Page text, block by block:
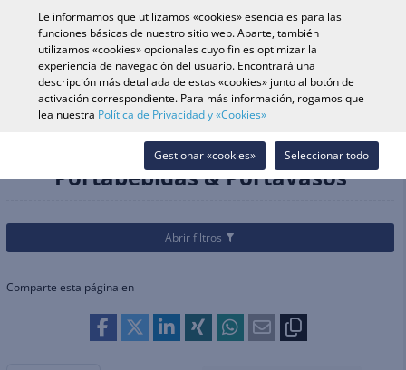
Búsqueda de vehículo
Buscar en tienda
Categorías Recambios & Accesorios
Accesorios Generales
Portabebidas & Portavasos
Portabebidas & Portavasos
Abrir filtros
Comparte esta página en
Le informamos que utilizamos «cookies» esenciales para las
funciones básicas de nuestro sitio web. Aparte, también
utilizamos «cookies» opcionales cuyo fin es optimizar la
experiencia de navegación del usuario. Encontrará una
descripción más detallada de estas «cookies» junto al botón de
activación correspondiente. Para más información, rogamos que
lea nuestra Política de Privacidad y «Cookies»
Seleccionar todo
Gestionar «cookies»